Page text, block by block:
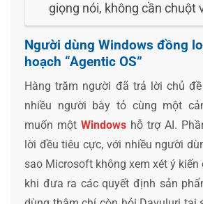
giọng nói, không cần chuột
Người dùng Windows đồng
hoạch “Agentic OS”
Hàng trăm người đã trả lời chủ
nhiều người bày tỏ cùng một
muốn một Windows hỗ trợ AI.
lời đều tiêu cực, với nhiều người
sao Microsoft không xem xét ý
khi đưa ra các quyết định sản